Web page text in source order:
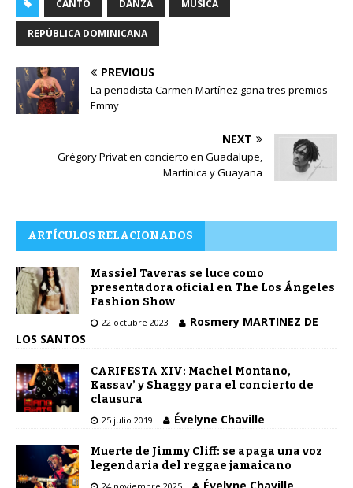
CANTO DANZA MÚSICA
REPÚBLICA DOMINICANA
PREVIOUS
La periodista Carmen Martínez gana tres premios
Emmy
NEXT
Grégory Privat en concierto en Guadalupe,
Martinica y Guayana
ARTÍCULOS RELACIONADOS
Massiel Taveras se luce como
presentadora oficial en The Los Ángeles
Fashion Show
22 octubre 2023
Rosmery MARTINEZ DE
LOS SANTOS
CARIFESTA XIV: Machel Montano,
Kassav’ y Shaggy para el concierto de
clausura
25 julio 2019 Évelyne Chaville
Muerte de Jimmy Cliff: se apaga una voz
legendaria del reggae jamaicano